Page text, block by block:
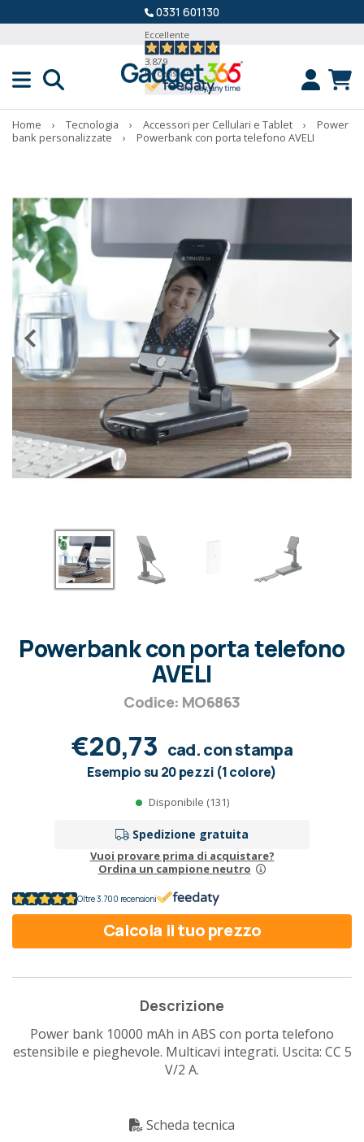
0331 601130
Eccellente
3.879
Recensioni
Home › Tecnologia › Accessori per Cellulari e Tablet ›
Power
bank personalizzate
› Powerbank con porta telefono AVELI
Powerbank con porta telefono
AVELI
Codice: MO6863
€20,73 cad. con stampa
Esempio su 20 pezzi (1 colore)
Disponibile (131)
Spedizione gratuita
Vuoi provare prima di acquistare?
Ordina un campione neutro
Oltre 3.700 recensioni
Calcola il tuo prezzo
Descrizione
Power bank 10000 mAh in ABS con porta telefono
estensibile e pieghevole. Multicavi integrati. Uscita: CC 5
V/2 A.
Scheda tecnica